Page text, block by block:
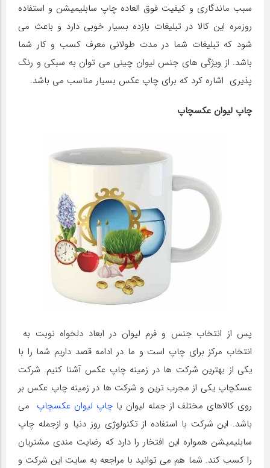
سبب ماندگاری و کیفیت فوق العاده چاپ سابلیمیشن و استفاده
روزمره این کالا در تبلیغات بازده بسیار خوبی دارد و باعث می
شود که تبلیغات شما در مدت طولانی معرف کسب و کار شما
باشد. از ویژگی های جنس لیوان چینی می توان به سبکی و رنگ
پذیری اشاره کرد که برای چاپ عکس بسیار مناسب می باشد.
چاپ لیوان عکسچاپ
پس از انتخاب جنس و فرم لیوان در ابعاد دلخواه نوبت به
انتخاب مرکز برای چاپ است و ما در ادامه قصد داریم شما را با
یکی از بهترین شرکت ها در زمینه چاپ عکس آشنا کنیم. شرکت
عسکچاپ یکی از مجرب ترین و شرکت ها در زمینه چاپ عکس بر
روی کالاهای مختلف از جمله لیوان یا چاپ لیوان عکسچاپ می
باشد. این شرکت با استفاده از تکنولوژی روز دنیا و ازجمله چاپ
سابلیمیشن همواره این افتخار را دارد که رضایت مندی مشتریان
را کسب کند. شما هم می توانید با مراجعه به سایت این شرکت و